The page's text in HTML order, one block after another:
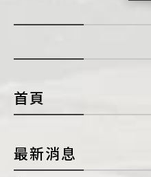
首頁
最新消息